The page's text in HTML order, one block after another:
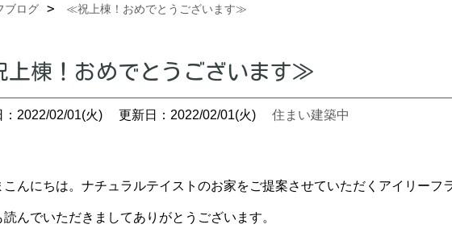
ブログ ≪祝上棟！おめでとうございます≫
棟！おめでとうございます≫
：2022/02/01(火) 更新日：2022/02/01(火) 住まい建築中
こんにちは。ナチュラルテイストのお家をご提案させていただくアイリー
読んでいただきましてありがとうございます。